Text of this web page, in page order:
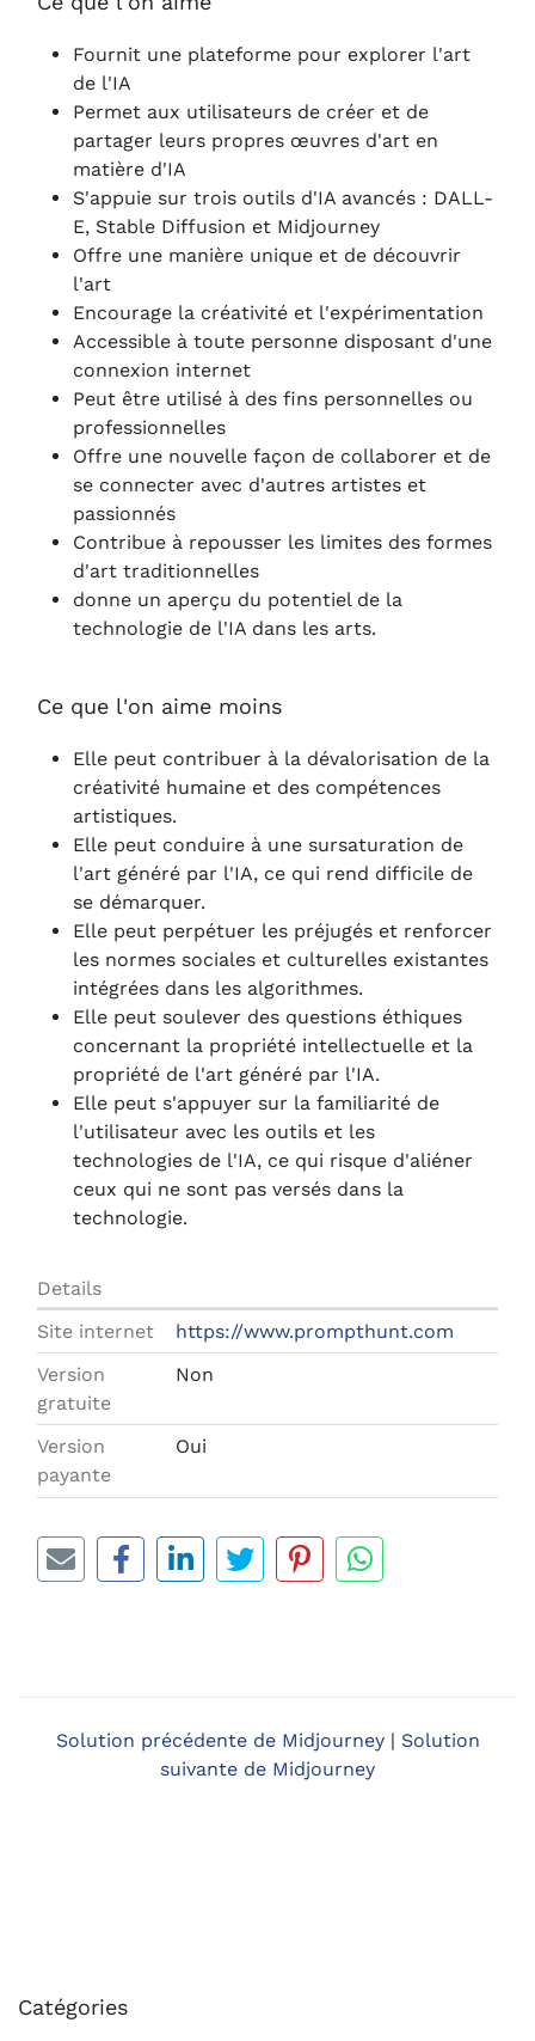
Fournit une plateforme pour explorer l'art
de l'IA
Permet aux utilisateurs de créer et de
partager leurs propres œuvres d'art en
matière d'IA
S'appuie sur trois outils d'IA avancés : DALL-
E, Stable Diffusion et Midjourney
Offre une manière unique et de découvrir
l'art
Encourage la créativité et l'expérimentation
Accessible à toute personne disposant d'une
connexion internet
Peut être utilisé à des fins personnelles ou
professionnelles
Offre une nouvelle façon de collaborer et de
se connecter avec d'autres artistes et
passionnés
Contribue à repousser les limites des formes
d'art traditionnelles
donne un aperçu du potentiel de la
technologie de l'IA dans les arts.
Ce que l'on aime moins
Elle peut contribuer à la dévalorisation de la
créativité humaine et des compétences
artistiques.
Elle peut conduire à une sursaturation de
l'art généré par l'IA, ce qui rend difficile de
se démarquer.
Elle peut perpétuer les préjugés et renforcer
les normes sociales et culturelles existantes
intégrées dans les algorithmes.
Elle peut soulever des questions éthiques
concernant la propriété intellectuelle et la
propriété de l'art généré par l'IA.
Elle peut s'appuyer sur la familiarité de
l'utilisateur avec les outils et les
technologies de l'IA, ce qui risque d'aliéner
ceux qui ne sont pas versés dans la
technologie.
Details
Site internet
https://www.prompthunt.com
Version
gratuite
Non
Version
payante
Oui
Solution précédente de Midjourney | Solution
suivante de Midjourney
Catégories